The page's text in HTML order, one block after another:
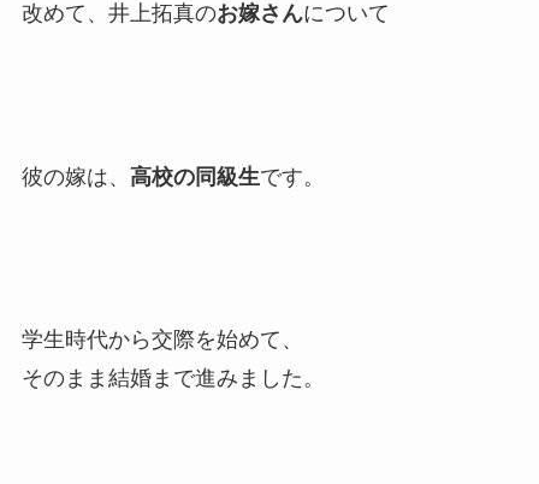
改めて、井上拓真のお嫁さんについて
彼の嫁は、 高校の同級生です。
学生時代から交際を始めて、
そのまま結婚まで進みました。